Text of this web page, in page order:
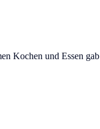
Kochen und Essen